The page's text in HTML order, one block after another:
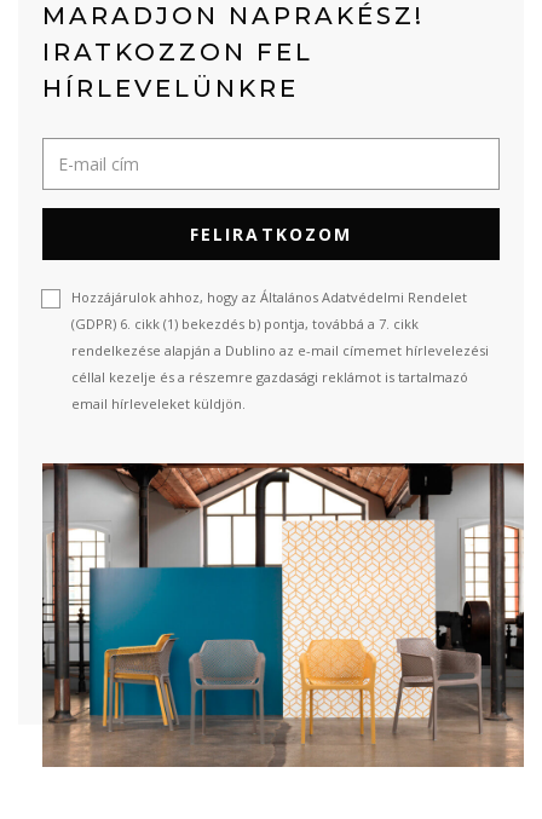
MARADJON NAPRAKÉSZ!
IRATKOZZON FEL
HÍRLEVELÜNKRE
FELIRATKOZOM
Hozzájárulok ahhoz, hogy az Általános Adatvédelmi Rendelet
(GDPR) 6. cikk (1) bekezdés b) pontja, továbbá a 7. cikk
rendelkezése alapján a Dublino az e-mail címemet hírlevelezési
céllal kezelje és a részemre gazdasági reklámot is tartalmazó
email hírleveleket küldjön.